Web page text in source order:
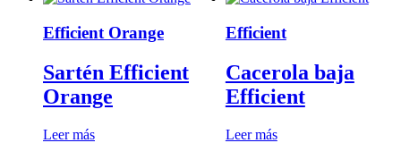
Efficient Orange
Sartén Efficient
Orange
Leer más
Efficient
Cacerola baja
Efficient
Leer más